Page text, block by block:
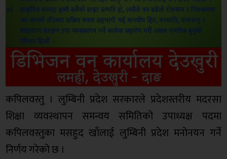
कपिलवस्तु । लुम्बिनी प्रदेश सरकारले प्रदेशस्तरीय मदरसा
शिक्षा व्यवस्थापन समन्वय समितिको उपाध्यक्ष पदमा
कपिलवस्तुका मसहुद खाँलाई लुम्बिनी प्रदेश मनोनयन गर्ने
निर्णय गरेको छ ।